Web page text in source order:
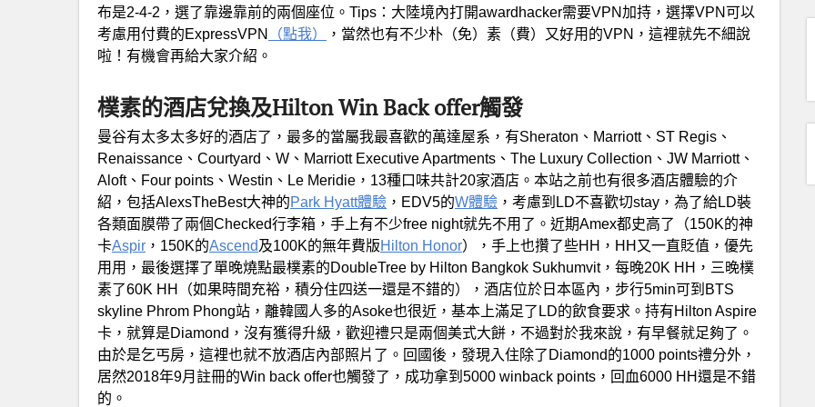
布是2-4-2，選了靠邊靠前的兩個座位。Tips：大陸境內打開awardhacker需要VPN加持，選擇VPN可以
考慮用付費的ExpressVPN
（點我）
，當然也有不少朴（免）素（費）又好用的VPN，這裡就先不細說
啦！有機會再給大家介紹。
樸素的酒店兌換及Hilton Win Back offer觸發
曼谷有太多太多好的酒店了，最多的當屬我最喜歡的萬達屋系，有Sheraton、Marriott、ST Regis、
Renaissance、Courtyard、W、Marriott Executive Apartments、The Luxury Collection、JW Marriott、
Aloft、Four points、Westin、Le Meridie，13種口味共計20家酒店。本站之前也有很多酒店體驗的介
紹，包括AlexsTheBest大神的Park Hyatt體驗 ，EDV5的W體驗 ，考慮到LD不喜歡切stay，為了給LD裝
各類面膜帶了兩個Checked行李箱，手上有不少free night就先不用了。近期Amex都史高了（150K的神
卡Aspir ，150K的Ascend及100K的無年費版Hilton Honor），手上也攢了些HH，HH又一直貶值，優先
用用，最後選擇了單晚燒點最樸素的DoubleTree by Hilton Bangkok Sukhumvit，每晚20K HH，三晚樸
素了60K HH（如果時間充裕，積分住四送一還是不錯的），酒店位於日本區內，步行5min可到BTS
skyline Phrom Phong站，離韓國人多的Asoke也很近，基本上滿足了LD的飲食要求。持有Hilton Aspire
卡，就算是Diamond，沒有獲得升級，歡迎禮只是兩個美式大餅，不過對於我來說，有早餐就足夠了。
由於是乞丐房，這裡也就不放酒店內部照片了。回國後，發現入住除了Diamond的1000 points禮分外，
居然2018年9月註冊的Win back offer也觸發了，成功拿到5000 winback points，回血6000 HH還是不錯
的。